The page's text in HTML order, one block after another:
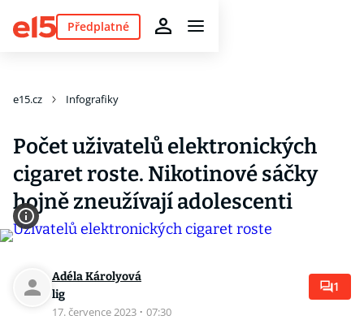
Předplatné
e15.cz Infografiky
Počet uživatelů elektronických
cigaret roste. Nikotinové sáčky
hojně zneužívají adolescenti
Adéla Károlyová
lig
17. července 2023 · 07:30
1